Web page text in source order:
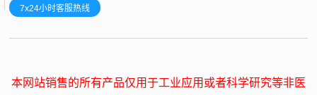
7x24小时客服热线
本网站销售的所有产品仅用于工业应用或者科学研究等非医